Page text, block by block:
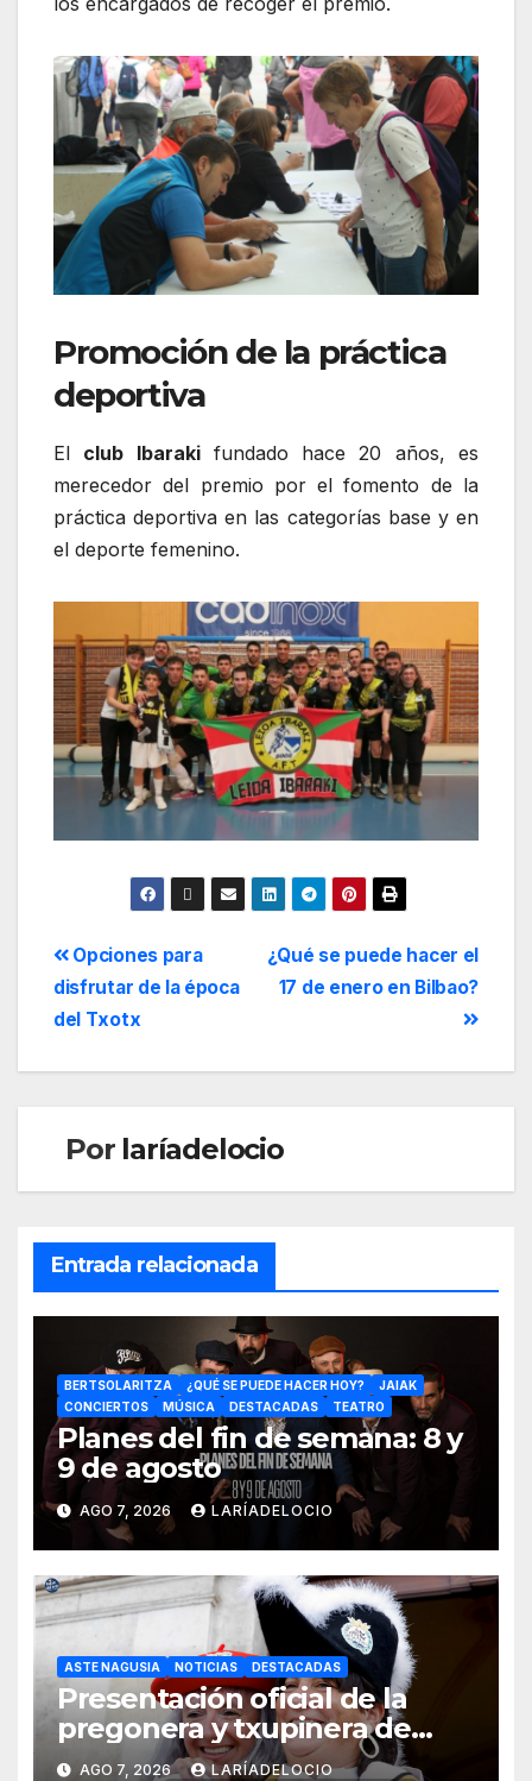
Promoción de la práctica
deportiva
El club Ibarakifundado hace 20 años, es
merecedor del premio por el fomento de la
práctica deportiva en las categorías base y en
el deporte femenino.
¿Qué se puede hacer el
17 de enero en Bilbao?
Opciones para
disfrutar de la época
del Txotx
Por laríadelocio
Entrada relacionada
BERTSOLARITZA ¿QUÉ SE PUEDE HACER HOY?
JAIAK
CONCIERTOS
MÚSICA DESTACADAS TEATRO
Planes del fin de semana: 8 y
9 de agosto
AGO 7, 2026 LARÍADELOCIO
ASTE NAGUSIA NOTICIAS DESTACADAS
Presentación oficial de la
pregonera y txupinera de
Aste Nagusia 2026
AGO 7, 2026 LARÍADELOCIO